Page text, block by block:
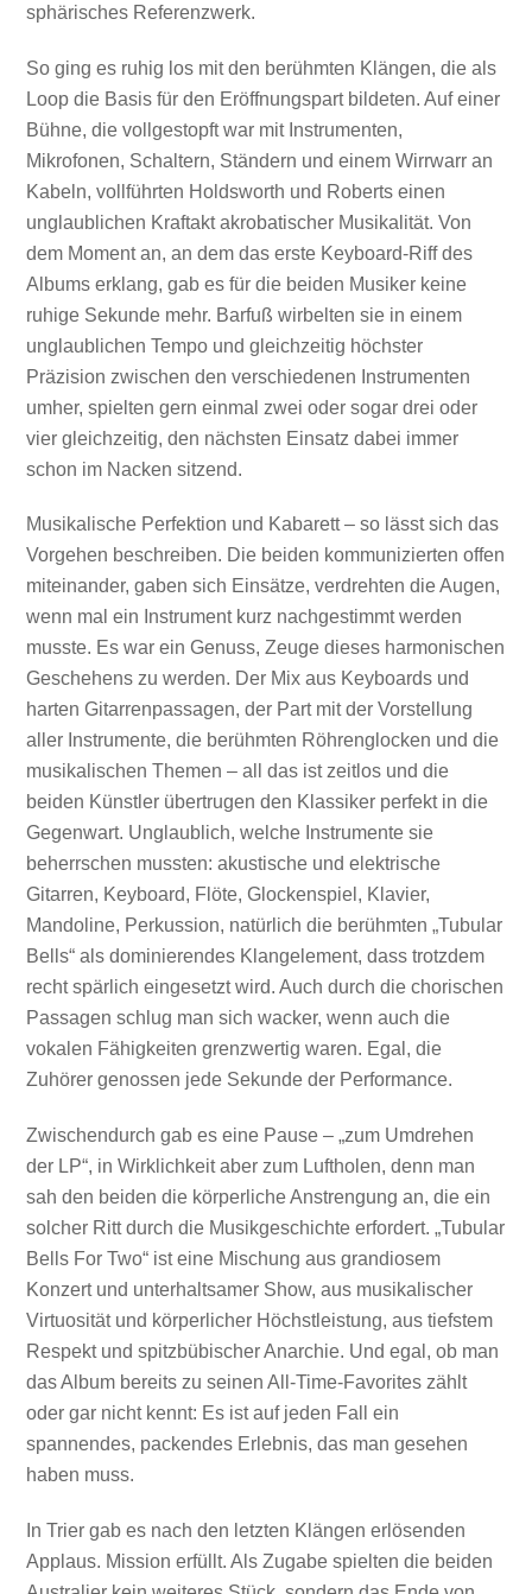
sphärisches Referenzwerk.
So ging es ruhig los mit den berühmten Klängen, die als
Loop die Basis für den Eröffnungspart bildeten. Auf einer
Bühne, die vollgestopft war mit Instrumenten,
Mikrofonen, Schaltern, Ständern und einem Wirrwarr an
Kabeln, vollführten Holdsworth und Roberts einen
unglaublichen Kraftakt akrobatischer Musikalität. Von
dem Moment an, an dem das erste Keyboard-Riff des
Albums erklang, gab es für die beiden Musiker keine
ruhige Sekunde mehr. Barfuß wirbelten sie in einem
unglaublichen Tempo und gleichzeitig höchster
Präzision zwischen den verschiedenen Instrumenten
umher, spielten gern einmal zwei oder sogar drei oder
vier gleichzeitig, den nächsten Einsatz dabei immer
schon im Nacken sitzend.
Musikalische Perfektion und Kabarett – so lässt sich das
Vorgehen beschreiben. Die beiden kommunizierten offen
miteinander, gaben sich Einsätze, verdrehten die Augen,
wenn mal ein Instrument kurz nachgestimmt werden
musste. Es war ein Genuss, Zeuge dieses harmonischen
Geschehens zu werden. Der Mix aus Keyboards und
harten Gitarrenpassagen, der Part mit der Vorstellung
aller Instrumente, die berühmten Röhrenglocken und die
musikalischen Themen – all das ist zeitlos und die
beiden Künstler übertrugen den Klassiker perfekt in die
Gegenwart. Unglaublich, welche Instrumente sie
beherrschen mussten: akustische und elektrische
Gitarren, Keyboard, Flöte, Glockenspiel, Klavier,
Mandoline, Perkussion, natürlich die berühmten „Tubular
Bells“ als dominierendes Klangelement, dass trotzdem
recht spärlich eingesetzt wird. Auch durch die chorischen
Passagen schlug man sich wacker, wenn auch die
vokalen Fähigkeiten grenzwertig waren. Egal, die
Zuhörer genossen jede Sekunde der Performance.
Zwischendurch gab es eine Pause – „zum Umdrehen
der LP“, in Wirklichkeit aber zum Luftholen, denn man
sah den beiden die körperliche Anstrengung an, die ein
solcher Ritt durch die Musikgeschichte erfordert. „Tubular
Bells For Two“ ist eine Mischung aus grandiosem
Konzert und unterhaltsamer Show, aus musikalischer
Virtuosität und körperlicher Höchstleistung, aus tiefstem
Respekt und spitzbübischer Anarchie. Und egal, ob man
das Album bereits zu seinen All-Time-Favorites zählt
oder gar nicht kennt: Es ist auf jeden Fall ein
spannendes, packendes Erlebnis, das man gesehen
haben muss.
In Trier gab es nach den letzten Klängen erlösenden
Applaus. Mission erfüllt. Als Zugabe spielten die beiden